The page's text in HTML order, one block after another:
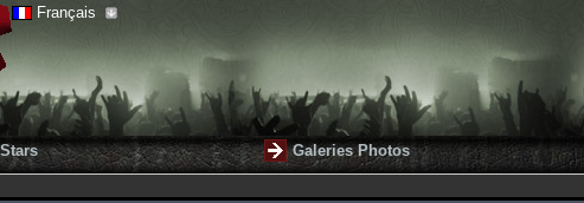
Français
Galeries Photos